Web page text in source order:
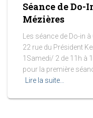
Séance de
Mézières
Les séance de Do-in
22 rue du Président
1Samedi/ 2 de 11h à
pour la première
Lire la suite…